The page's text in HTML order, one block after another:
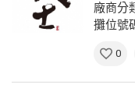
廠商分
攤位號
0